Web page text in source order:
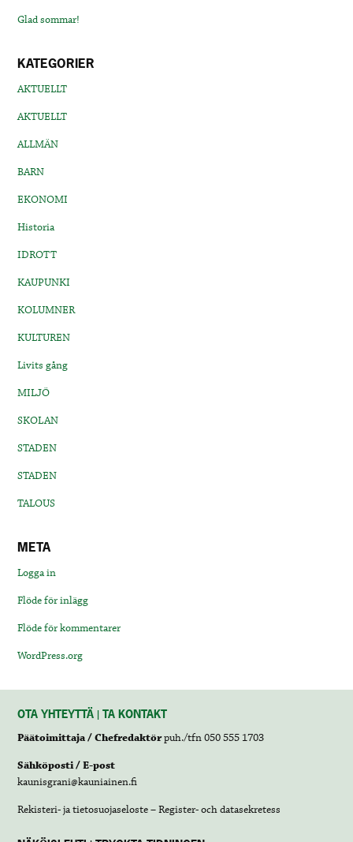
Glad sommar!
KATEGORIER
AKTUELLT
AKTUELLT
ALLMÄN
BARN
EKONOMI
Historia
IDROTT
KAUPUNKI
KOLUMNER
KULTUREN
Livits gång
MILJÖ
SKOLAN
STADEN
STADEN
TALOUS
META
Logga in
Flöde för inlägg
Flöde för kommentarer
WordPress.org
OTA YHTEYTTÄ | TA KONTAKT
Päätoimittaja / Chefredaktörpuh./tfn 050 555 1703
Sähköposti / E-post
kaunisgrani@kauniainen.fi
Rekisteri- ja tietosuojaseloste – Register- och datasekretess